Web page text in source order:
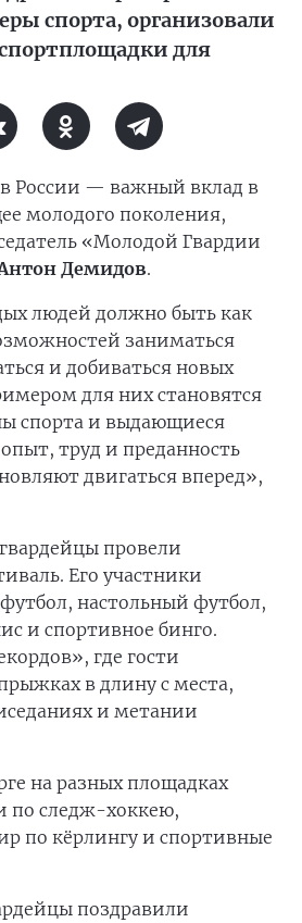
спорта, организовали
для
в России — важный вклад в
молодого поколения,
«Молодой Гвардии
Демидов.
людей должно быть как
заниматься
и добиваться новых
для них становятся
спорта и выдающиеся
труд и преданность
двигаться вперед»,
провели
Его участники
настольный футбол,
и спортивное бинго.
где гости
в длину с места,
и метании
на разных площадках
по следж-хоккею,
по кёрлингу и спортивные
поздравили